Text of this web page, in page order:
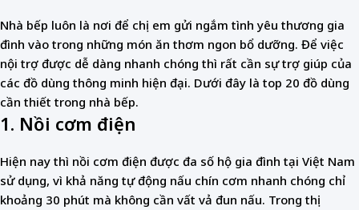
Nhà bếp luôn là nơi để chị em gửi ngắm tình yêu thương gia
đình vào trong những món ăn thơm ngon bổ dưỡng. Để việc
nội trợ được dễ dàng nhanh chóng thì rất cần sự trợ giúp của
các đồ dùng thông minh hiện đại. Dưới đây là top 20 đồ dùng
cần thiết trong nhà bếp.
1. Nồi cơm điện
Hiện nay thì nồi cơm điện được đa số hộ gia đình tại Việt Nam
sử dụng, vì khả năng tự động nấu chín cơm nhanh chóng chỉ
khoảng 30 phút mà không cần vất vả đun nấu. Trong thị